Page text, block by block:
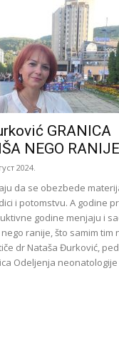
GRANICA
NEGO RANIJE
2024.
da se obezbede
i potomstvu. A godine
godine menjaju i
ranije, što samim tim
dr Nataša Đurković,
Odeljenja neonatologije